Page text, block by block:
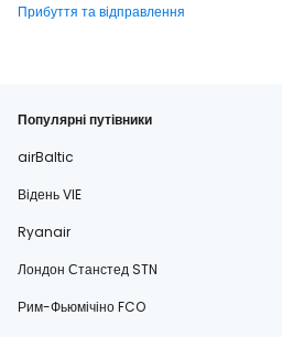
Прибуття та відправлення
Популярні путівники
airBaltic
Відень VIE
Ryanair
Лондон Станстед STN
Рим-Фьюмічіно FCO